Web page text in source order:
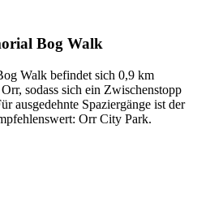
Bog Walk
Walk befindet sich 0,9 km
sodass sich ein Zwischenstopp
ausgedehnte Spaziergänge ist der
Orr City Park.